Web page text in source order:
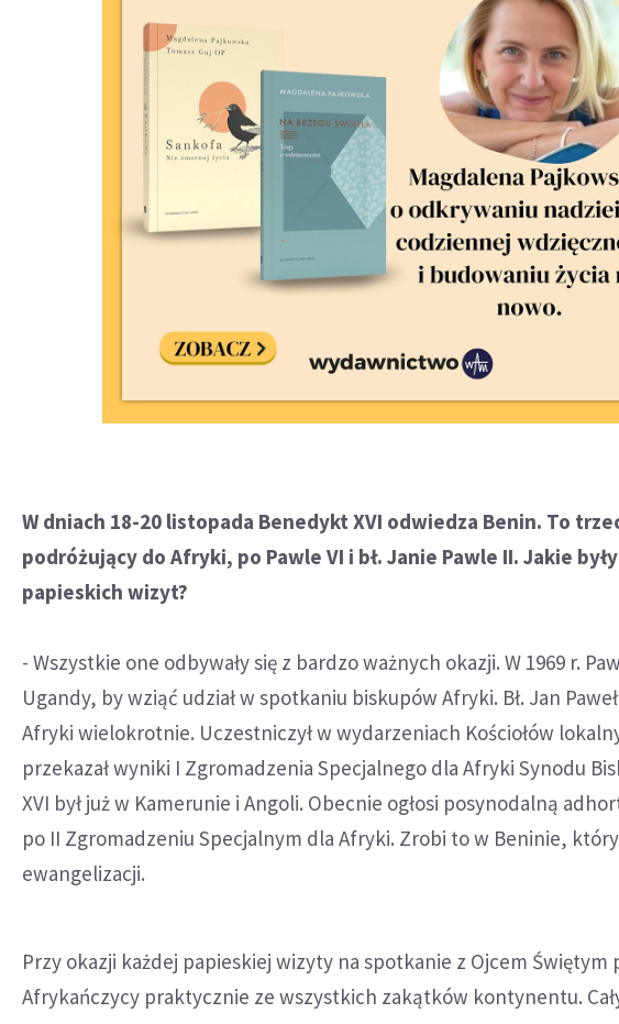
W dniach 18-20 listopada Benedykt XVI odwiedza Benin. To
podróżujący do Afryki, po Pawle VI i bł. Janie Pawle II. Jakie
papieskich wizyt?
- Wszystkie one odbywały się z bardzo ważnych okazji. W 1969 r.
Ugandy, by wziąć udział w spotkaniu biskupów Afryki. Bł. Jan
Afryki wielokrotnie. Uczestniczył w wydarzeniach Kościołów
przekazał wyniki I Zgromadzenia Specjalnego dla Afryki Synodu
XVI był już w Kamerunie i Angoli. Obecnie ogłosi posynodalną
po II Zgromadzeniu Specjalnym dla Afryki. Zrobi to w Beninie,
ewangelizacji.
Przy okazji każdej papieskiej wizyty na spotkanie z Ojcem Świętym
Afrykańczycy praktycznie ze wszystkich zakątków kontynentu.